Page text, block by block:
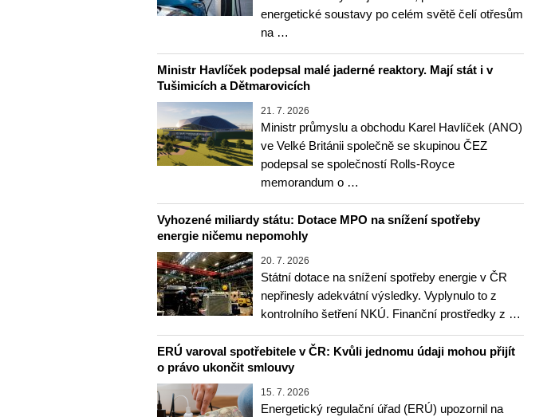
energetické soustavy po celém světě čelí otřesům
na …
Ministr Havlíček podepsal malé jaderné reaktory. Mají stát i v
Tušimicích a Dětmarovicích
21. 7. 2026
Ministr průmyslu a obchodu Karel Havlíček (ANO)
ve Velké Británii společně se skupinou ČEZ
podepsal se společností Rolls-Royce
memorandum o …
Vyhozené miliardy státu: Dotace MPO na snížení spotřeby
energie ničemu nepomohly
20. 7. 2026
Státní dotace na snížení spotřeby energie v ČR
nepřinesly adekvátní výsledky. Vyplynulo to z
kontrolního šetření NKÚ. Finanční prostředky z …
ERÚ varoval spotřebitele v ČR: Kvůli jednomu údaji mohou přijít
o právo ukončit smlouvy
15. 7. 2026
Energetický regulační úřad (ERÚ) upozornil na